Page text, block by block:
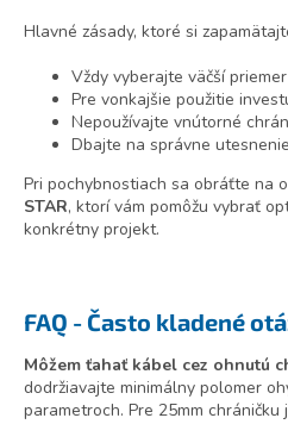
Hlavné zásady, ktoré si
Vždy vyberajte väčší
Pre vonkajšie použitie
Nepoužívajte vnútorné
Dbajte na správne
Pri pochybnostiach sa obráťte na
STAR, ktorí vám pomôžu vybrať
konkrétny projekt.
FAQ - Často kladené
Môžem ťahať kábel cez ohnutú
dodržiavajte minimálny polomer
parametroch. Pre 25mm chráničku